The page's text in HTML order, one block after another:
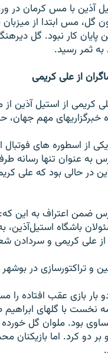
آذين با مس کرمان در
پايان کار نبود. گل
از علی کريمی
کريمی از استيل آذين
مهم
از اسطوره های
به عنوان تنها
در حالی بود که علی
ضمن اعتراف به اين
باشگاه
علی‌ کريمی و سردادن
و تراکتورسازی در
بار بازی عقب افتاده را
نخست با گلهای